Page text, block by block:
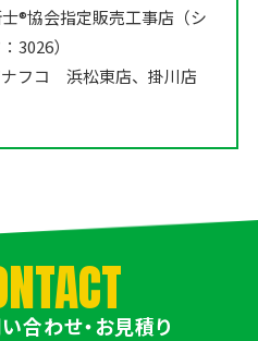
®️協会指定販売工事店（シ
3026）
ナフコ 浜松東店、掛川店
合わせ・お見積り